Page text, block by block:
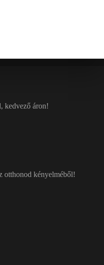
kedvező áron!
otthonod kényelméből!